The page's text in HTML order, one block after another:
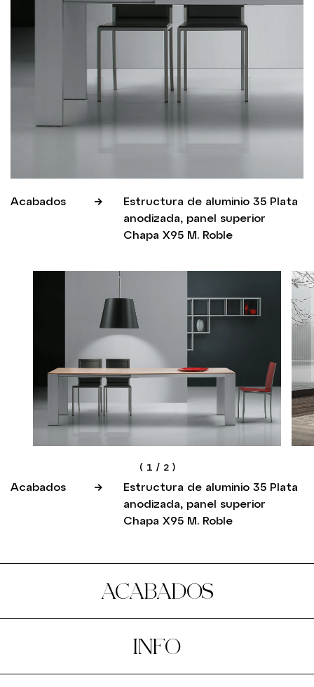
Acabados
Estructura de aluminio 35 Plata
anodizada, panel superior
Chapa X95 M. Roble
( 1 / 2 )
Acabados
Estructura de aluminio 35 Plata
anodizada, panel superior
Chapa X95 M. Roble
ACABADOS
INFO